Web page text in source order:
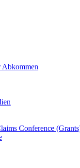
Abkommen
Conference